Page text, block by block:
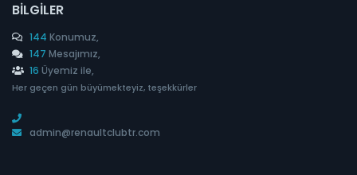
BILGILER
144 Konumuz,
147 Mesajımız,
16 Üyemiz ile,
Her geçen gün büyümekteyiz, teşekkürler
admin@renaultclubtr.com